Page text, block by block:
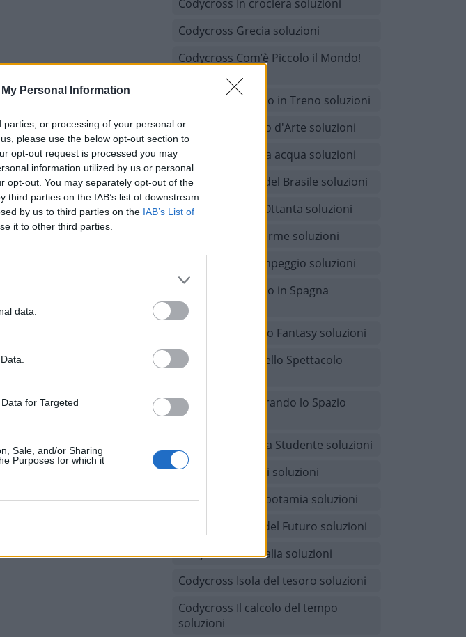
Personal Information
or processing of your personal or
please use the below opt-out section to
opt-out request is processed you may
information utilized by us or personal
opt-out. You may separately opt-out of the
parties on the IAB’s list of downstream
by us to third parties on the IAB’s List of
it to other third parties.
data.
for Targeted
Sale, and/or Sharing
Purposes for which it
Codycross In crociera soluzioni
Codycross Grecia soluzioni
Codycross Com’è Piccolo il Mondo!
Codycross Viaggio in Treno soluzioni
Codycross Museo d'Arte soluzioni
Codycross A tutta acqua soluzioni
Codycross Tour del Brasile soluzioni
Codycross Anni Ottanta soluzioni
Codycross Alle terme soluzioni
Codycross In campeggio soluzioni
Codycross Viaggio in Spagna
soluzioni
Codycross Mondo Fantasy soluzioni
Codycross Arti dello Spettacolo
Codycross Esplorando lo Spazio
soluzioni
Codycross Vita da Studente soluzioni
Codycross Giochi soluzioni
Codycross Mesopotamia soluzioni
Codycross Città del Futuro soluzioni
Codycross Australia soluzioni
Codycross Isola del tesoro soluzioni
Codycross Il calcolo del tempo
soluzioni